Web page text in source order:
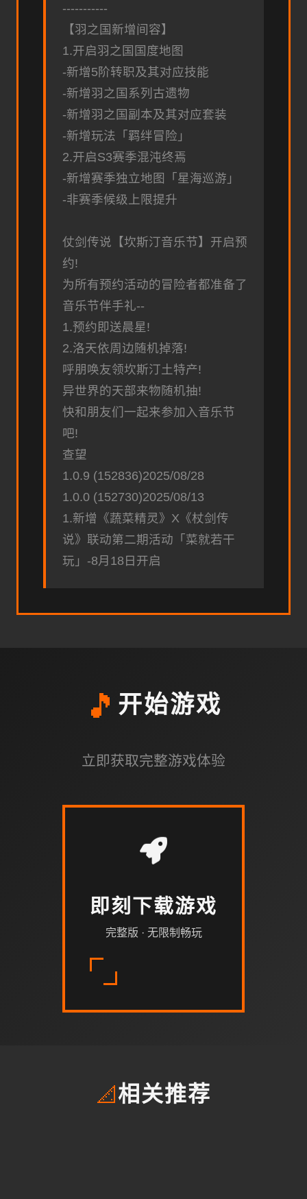
-----------
【羽之国新增间容】
1.开启羽之国国度地图
-新增5阶转职及其对应技能
-新增羽之国系列古遗物
-新增羽之国副本及其对应套装
-新增玩法「羁绊冒险」
2.开启S3赛季混沌终焉
-新增赛季独立地图「星海巡游」
-非赛季候级上限提升
仗剑传说【坎斯汀音乐节】开启预
约!
为所有预约活动的冒险者都准备了
音乐节伴手礼--
1.预约即送晨星!
2.洛天依周边随机掉落!
呼朋唤友领坎斯汀土特产!
异世界的天部来物随机抽!
快和朋友们一起来参加入音乐节
吧!
查望
1.0.9 (152836)2025/08/28
1.0.0 (152730)2025/08/13
1.新增《蔬菜精灵》X《杖剑传
说》联动第二期活动「菜就若干
玩」-8月18日开启
🎵 开始游戏
立即获取完整游戏体验
即刻下载游戏
完整版 · 无限制畅玩
📐相关推荐